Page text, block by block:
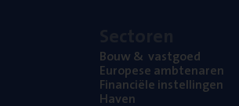
Bouw& vastgoed
Euro­pe­se ambtenaren
Finan­ci­ë­le instellingen
Haven